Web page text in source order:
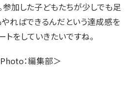
参加した子どもたちが少しでも足
やればできるんだという達成感を
をしていきたいですね。
：編集部＞